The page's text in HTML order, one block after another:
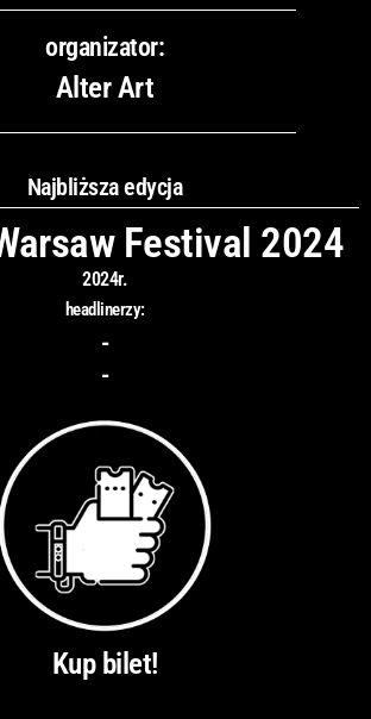
organizator:
Alter Art
Najbliższa edycja
Festival 2024
2024r.
headlinerzy:
-
-
Kup bilet!